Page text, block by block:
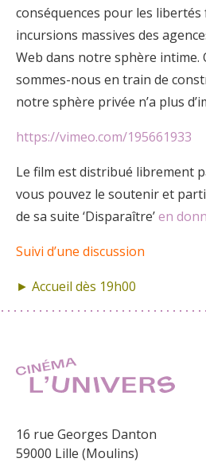
conséquences pour les
incursions massives des
Web dans notre sphère intime.
sommes-nous en train de
notre sphère privée n’a plus
https://vimeo.com/195661933
Le film est distribué librement
vous pouvez le soutenir et
de sa suite ‘Disparaître’en
Suivi d’une discussion
► Accueil dès 19h00
16 rue Georges Danton
59000 Lille (Moulins)